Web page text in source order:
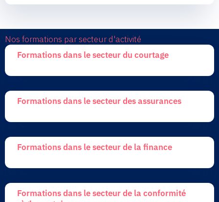
Nos formations par secteur d'activité
Formations dans le secteur du courtage
Formations dans le secteur des assurances
Formations dans le secteur de la finance
Formations dans le secteur de la conformité